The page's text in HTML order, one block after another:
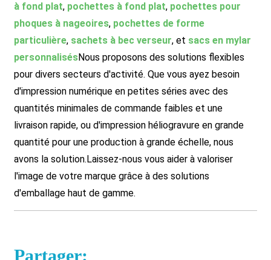
à fond plat, pochettes à fond plat, pochettes pour
phoques à nageoires, pochettes de forme
particulière, sachets à bec verseur, et sacs en mylar
personnalisésNous proposons des solutions flexibles
pour divers secteurs d'activité. Que vous ayez besoin
d'impression numérique en petites séries avec des
quantités minimales de commande faibles et une
livraison rapide, ou d'impression héliogravure en grande
quantité pour une production à grande échelle, nous
avons la solution.Laissez-nous vous aider à valoriser
l'image de votre marque grâce à des solutions
d'emballage haut de gamme.
Partager: